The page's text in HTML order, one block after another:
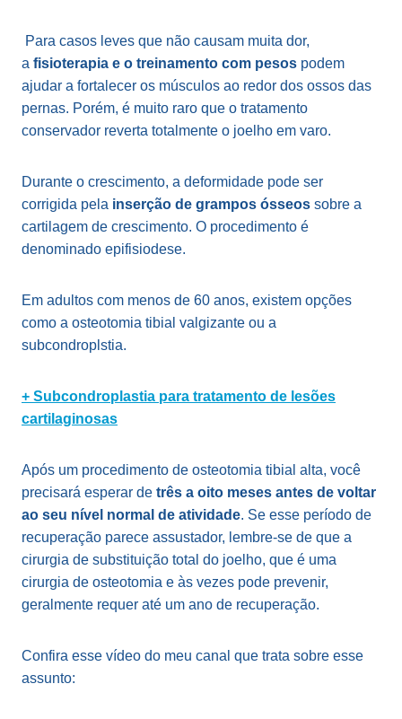
Para casos leves que não causam muita dor,
a fisioterapia e o treinamento com pesos podem
ajudar a fortalecer os músculos ao redor dos ossos das
pernas. Porém, é muito raro que o tratamento
conservador reverta totalmente o joelho em varo.
Durante o crescimento, a deformidade pode ser
corrigida pela inserção de grampos ósseos sobre a
cartilagem de crescimento. O procedimento é
denominado epifisiodese.
Em adultos com menos de 60 anos, existem opções
como a osteotomia tibial valgizante ou a
subcondroplstia.
+ Subcondroplastia para tratamento de lesões
cartilaginosas
Após um procedimento de osteotomia tibial alta, você
precisará esperar de três a oito meses antes de voltar
ao seu nível normal de atividade. Se esse período de
recuperação parece assustador, lembre-se de que a
cirurgia de substituição total do joelho, que é uma
cirurgia de osteotomia e às vezes pode prevenir,
geralmente requer até um ano de recuperação.
Confira esse vídeo do meu canal que trata sobre esse
assunto: